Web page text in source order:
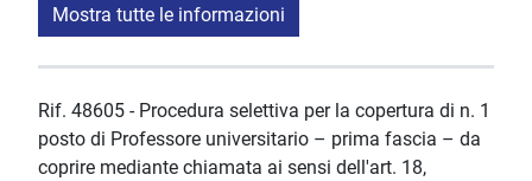
Mostra tutte le informazioni
Rif. 48605 - Procedura selettiva per la copertura di n. 1
posto di Professore universitario – prima fascia – da
coprire mediante chiamata ai sensi dell'art. 18,